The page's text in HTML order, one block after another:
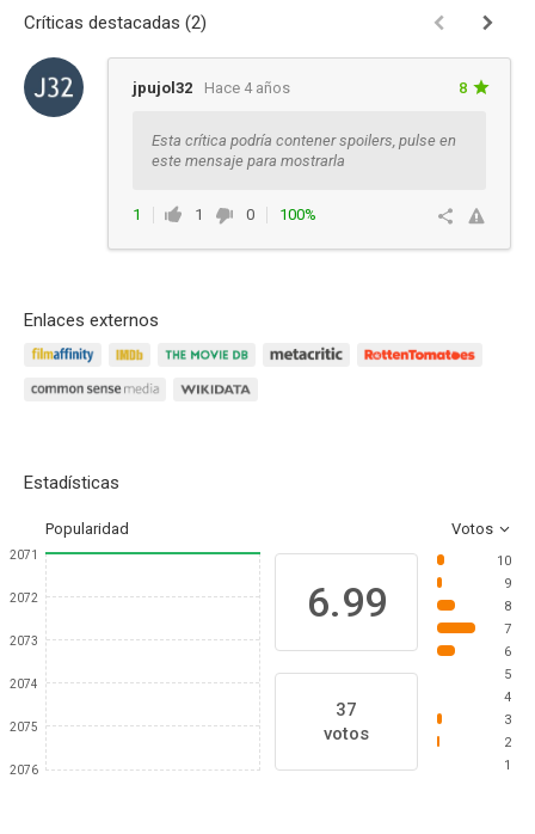
Críticas destacadas (2)
jpujol32 Hace 4 años 8
Esta crítica podría contener spoilers, pulse en
este mensaje para mostrarla
1 1 0
100%
Enlaces externos
Estadísticas
Popularidad Votos
2071
2072
2073
2074
2075
2076
6.99
37
votos
10
9
8
7
6
5
4
3
2
1